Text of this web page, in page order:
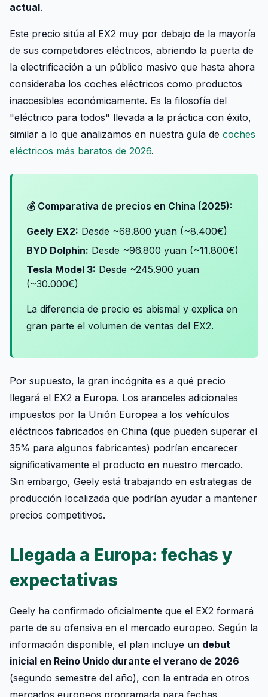
actual.
Este precio sitúa al EX2 muy por debajo de la mayoría
de sus competidores eléctricos, abriendo la puerta de
la electrificación a un público masivo que hasta ahora
consideraba los coches eléctricos como productos
inaccesibles económicamente. Es la filosofía del
"eléctrico para todos" llevada a la práctica con éxito,
similar a lo que analizamos en nuestra guía de coches
eléctricos más baratos de 2026.
💰 Comparativa de precios en China (2025):
Geely EX2: Desde ~68.800 yuan (~8.400€)
BYD Dolphin: Desde ~96.800 yuan (~11.800€)
Tesla Model 3: Desde ~245.900 yuan
(~30.000€)
La diferencia de precio es abismal y explica en
gran parte el volumen de ventas del EX2.
Por supuesto, la gran incógnita es a qué precio
llegará el EX2 a Europa. Los aranceles adicionales
impuestos por la Unión Europea a los vehículos
eléctricos fabricados en China (que pueden superar el
35% para algunos fabricantes) podrían encarecer
significativamente el producto en nuestro mercado.
Sin embargo, Geely está trabajando en estrategias de
producción localizada que podrían ayudar a mantener
precios competitivos.
Llegada a Europa: fechas y
expectativas
Geely ha confirmado oficialmente que el EX2 formará
parte de su ofensiva en el mercado europeo. Según la
información disponible, el plan incluye un debut
inicial en Reino Unido durante el verano de 2026
(segundo semestre del año), con la entrada en otros
mercados europeos programada para fechas